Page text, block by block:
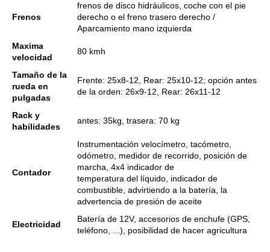
Frenos
frenos de disco hidráulicos, coche con el pie
derecho o el freno trasero derecho /
Aparcamiento mano izquierda
Maxima
velocidad
80 kmh
Tamaño de la
rueda en
pulgadas
Frente: 25x8-12, Rear: 25x10-12; opción antes
de la orden: 26x9-12, Rear: 26x11-12
Rack y
habilidades
antes: 35kg, trasera: 70 kg
Contador
Instrumentación velocímetro, tacómetro,
odómetro, medidor de recorrido, posición de
marcha, 4x4 indicador de
temperatura del líquido, indicador de
combustible, advirtiendo a la batería, la
advertencia de presión de aceite
Electricidad
Batería de 12V, accesorios de enchufe (GPS,
teléfono, ...), posibilidad de hacer agricultura